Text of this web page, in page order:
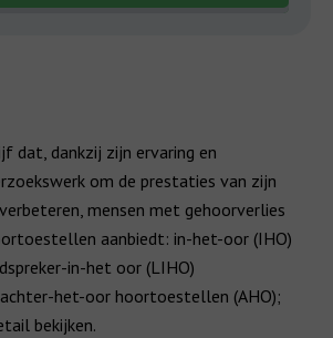
dat, dankzij zijn ervaring en
om de prestaties van zijn
mensen met gehoorverlies
aanbiedt: in-het-oor (IHO)
in-het oor (LIHO)
het-oor hoortoestellen (AHO);
bekijken.